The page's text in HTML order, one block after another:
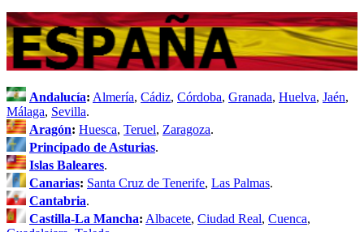
Andalucía: Almería, Cádiz, Córdoba, Granada, Huelva, Jaén,
Málaga, Sevilla.
Aragón: Huesca, Teruel, Zaragoza.
Principado de Asturias.
Islas Baleares.
Canarias: Santa Cruz de Tenerife, Las Palmas.
Cantabria.
Castilla-La Mancha: Albacete, Ciudad Real, Cuenca,